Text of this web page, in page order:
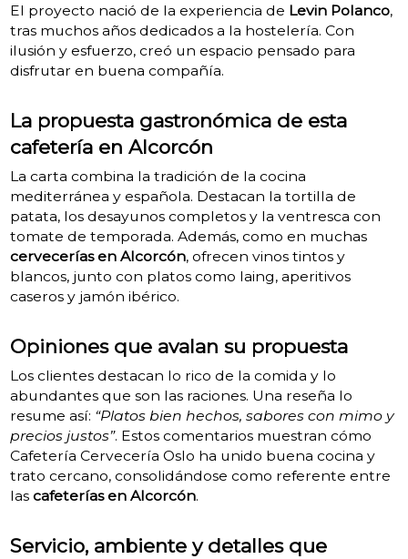
El proyecto nació de la experiencia de Levin Polanco,
tras muchos años dedicados a la hostelería. Con
ilusión y esfuerzo, creó un espacio pensado para
disfrutar en buena compañía.
La propuesta gastronómica de esta
cafetería en Alcorcón
La carta combina la tradición de la cocina
mediterránea y española. Destacan la tortilla de
patata, los desayunos completos y la ventresca con
tomate de temporada. Además, como en muchas
cervecerías en Alcorcón, ofrecen vinos tintos y
blancos, junto con platos como laing, aperitivos
caseros y jamón ibérico.
Opiniones que avalan su propuesta
Los clientes destacan lo rico de la comida y lo
abundantes que son las raciones. Una reseña lo
resume así: “Platos bien hechos, sabores con mimo y
precios justos”. Estos comentarios muestran cómo
Cafetería Cervecería Oslo ha unido buena cocina y
trato cercano, consolidándose como referente entre
las cafeterías en Alcorcón.
Servicio, ambiente y detalles que